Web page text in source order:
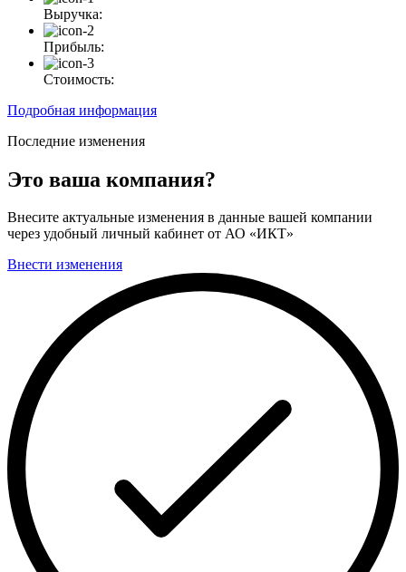
Выручка:
Прибыль:
Стоимость:
Подробная информация
Последние изменения
Это ваша компания?
Внесите актуальные изменения в данные вашей компании
через удобный личный кабинет от АО «ИКТ»
Внести изменения